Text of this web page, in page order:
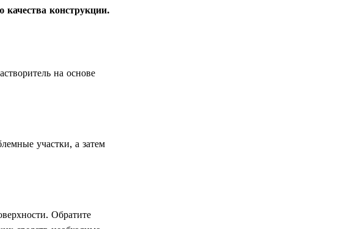
конструкции.
на основе
участки, а затем
Обратите